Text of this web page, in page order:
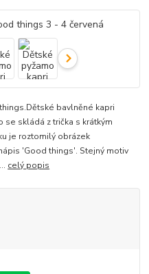
bavlněné kapri
se skládá z trička s krátkým
je roztomilý obrázek
'Good things'. Stejný motiv
celý popis